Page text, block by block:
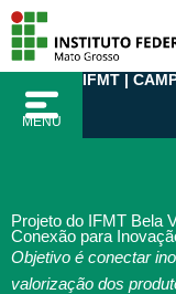
para
conteúdo
MENU
IFMT |
Projeto do IFMT Bela
Conexão para
Objetivo é conectar
valorização dos